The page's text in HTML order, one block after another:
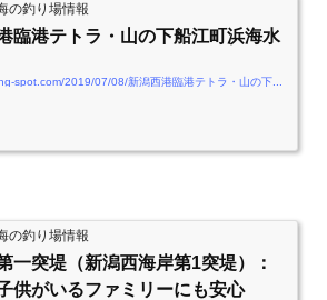
の釣り場情報
臨港テトラ・山の下船江町浜海水
の釣り場情報
一突堤（新潟西海岸第1突堤）：
供がいるファミリーにも安心